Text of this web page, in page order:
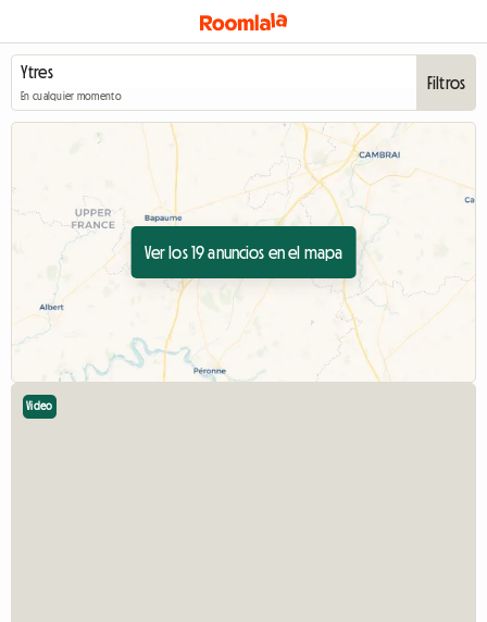
En cualquier momento
Filtros
Ver los 19 anuncios en el mapa
Video